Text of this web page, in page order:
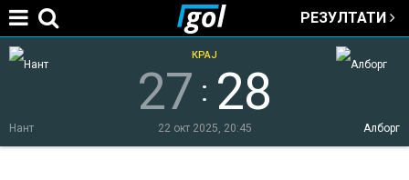
Jump to navigation
РЕЗУЛТАТИ
Нант Алборг
27 : 28
КРАЈ
22 окт 2025, 20:45